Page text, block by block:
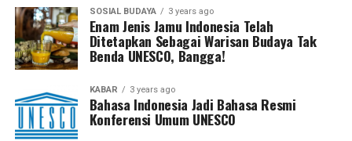
SOSIAL BUDAYA 3 years ago
Enam Jenis Jamu Indonesia Telah
Ditetapkan Sebagai Warisan Budaya Tak
Benda UNESCO, Bangga!
KABAR 3 years ago
Bahasa Indonesia Jadi Bahasa Resmi
Konferensi Umum UNESCO